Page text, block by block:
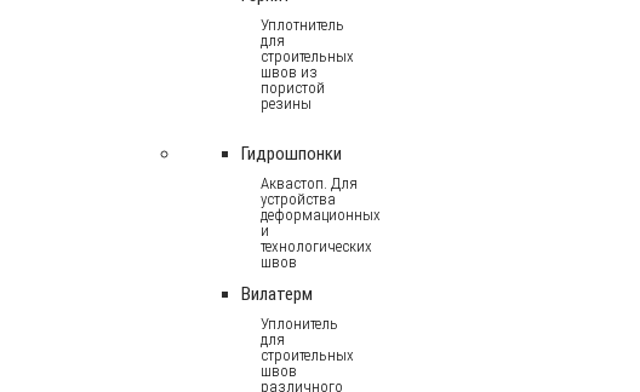
Уплотнитель
для
строительных
швов из
пористой
резины
Гидрошпонки
Аквастоп. Для
устройства
деформационных
и
технологических
швов
Вилатерм
Уплонитель
для
строительных
швов
различного